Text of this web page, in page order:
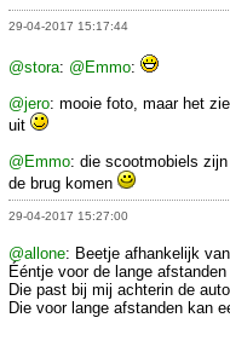
29-04-2017 15:17:44
@stora: @Emmo:
@jero: mooie foto, maar het
uit
@Emmo: die scootmobiels
de brug komen
29-04-2017 15:27:00
@allone: Beetje afhankelijk
Ééntje voor de lange
Die past bij mij achterin de
Die voor lange afstanden kan